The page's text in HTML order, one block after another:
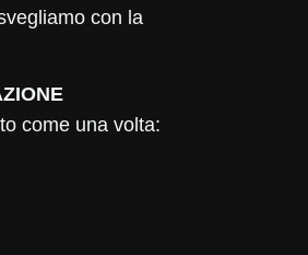
con la
come una volta: